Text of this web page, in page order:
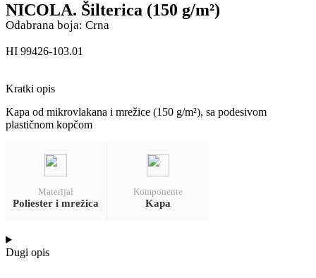
NICOLA. Šilterica (150 g/m²)
Odabrana boja: Crna
HI 99426-103.01
Kratki opis
Kapa od mikrovlakana i mrežice (150 g/m²), sa podesivom
plastičnom kopčom
Materijal
Poliester i mrežica
Komponente
Kapa
Dugi opis